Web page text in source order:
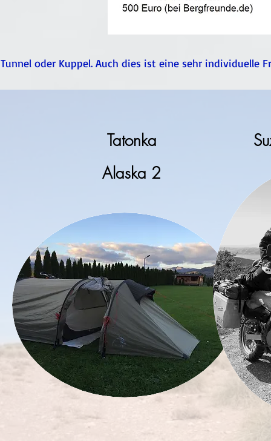
Tunnel oder Kuppel. Auch dies ist eine sehr individuelle
Tatonka
Alaska 2